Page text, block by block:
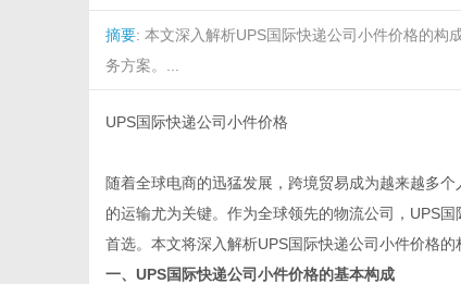
摘要: 本文深入解析UPS国际快递公司小件价格的构
务方案。...
UPS国际快递公司小件价格
随着全球电商的迅猛发展，跨境贸易成为越来越多
的运输尤为关键。作为全球领先的物流公司，UPS
首选。本文将深入解析UPS国际快递公司小件价格
一、UPS国际快递公司小件价格的基本构成